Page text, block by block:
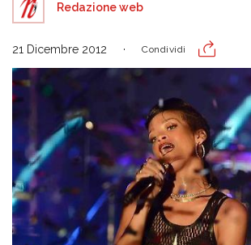
Redazione web
21 Dicembre 2012 Condividi